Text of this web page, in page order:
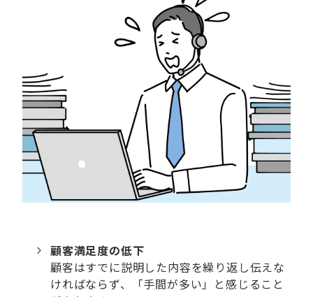
顧客満足度の低下
顧客はすでに説明した内容を繰り返し伝えな
ければならず、「手間が多い」と感じること